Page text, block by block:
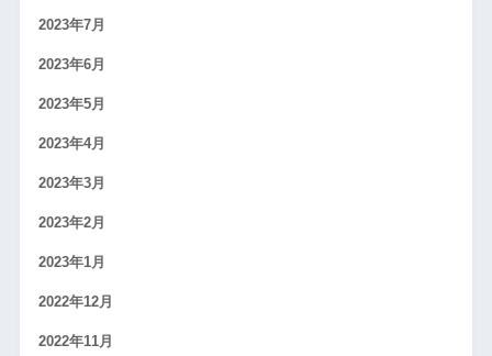
2023年7月
2023年6月
2023年5月
2023年4月
2023年3月
2023年2月
2023年1月
2022年12月
2022年11月